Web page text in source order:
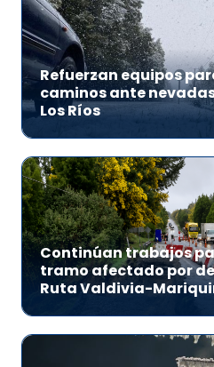
Refuerzan equipos
caminos ante
Los Ríos
Continúan trabajos
tramo afectado por
Ruta Valdivia-